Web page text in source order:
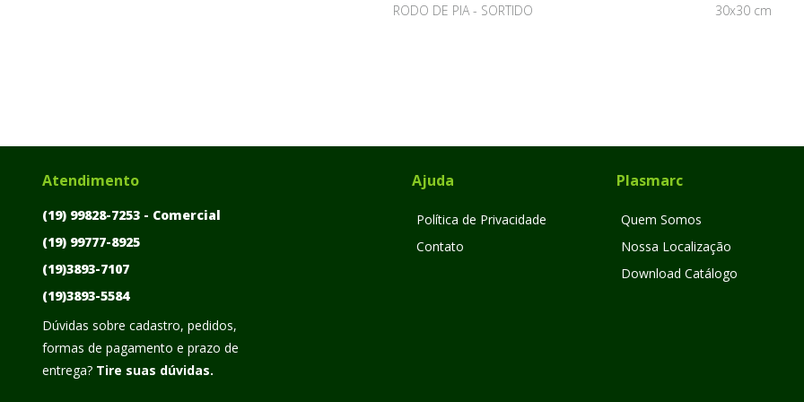
RODO DE PIA - SORTIDO
30x30 cm
Atendimento
(19) 99828-7253 - Comercial
(19) 99777-8925
(19)3893-7107
(19)3893-5584
Dúvidas sobre cadastro, pedidos,
formas de pagamento e prazo de
entrega? Tire suas dúvidas.
Ajuda
Política de Privacidade
Contato
Plasmarc
Quem Somos
Nossa Localização
Download Catálogo